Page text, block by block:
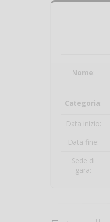
Nome:
Categoria:
Data inizio:
Data fine:
Sede di
gara: